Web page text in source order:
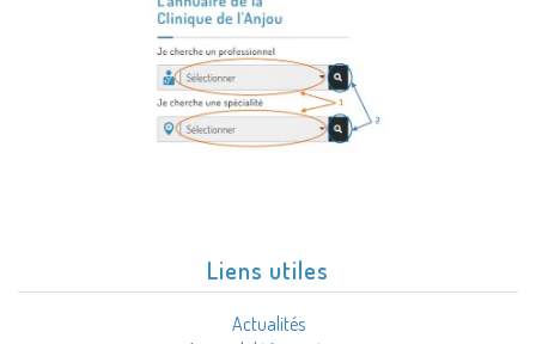
Liens utiles
Actualités